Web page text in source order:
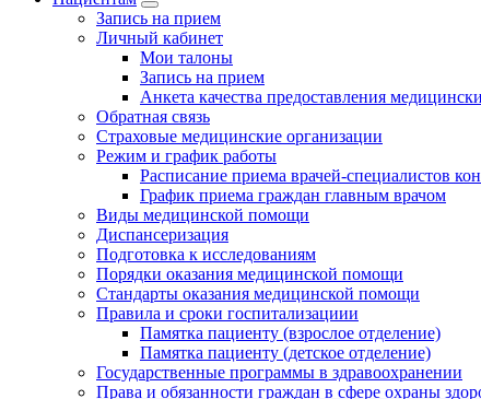
Запись на прием
Личный кабинет
Мои талоны
Запись на прием
Анкета качества предоставления
Обратная связь
Страховые медицинские организации
Режим и график работы
Расписание приема врачей-специалистов
График приема граждан главным врачом
Виды медицинской помощи
Диспансеризация
Подготовка к исследованиям
Порядки оказания медицинской помощи
Стандарты оказания медицинской помощи
Правила и сроки госпитализациии
Памятка пациенту (взрослое отделение)
Памятка пациенту (детское отделение)
Государственные программы в здравоохранении
Права и обязанности граждан в сфере охраны